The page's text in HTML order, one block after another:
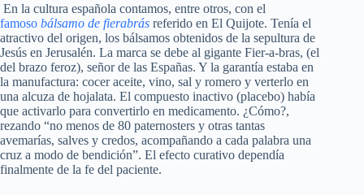
En la cultura española contamos, entre otros, con el
famoso bálsamo de fierabrás referido en El Quijote. Tenía el
atractivo del origen, los bálsamos obtenidos de la sepultura de
Jesús en Jerusalén. La marca se debe al gigante Fier-a-bras, (el
del brazo feroz), señor de las Españas. Y la garantía estaba en
la manufactura: cocer aceite, vino, sal y romero y verterlo en
una alcuza de hojalata. El compuesto inactivo (placebo) había
que activarlo para convertirlo en medicamento. ¿Cómo?,
rezando “no menos de 80 paternosters y otras tantas
avemarías, salves y credos, acompañando a cada palabra una
cruz a modo de bendición”. El efecto curativo dependía
finalmente de la fe del paciente.